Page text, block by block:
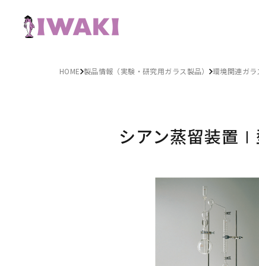
HOME 製品情報（実験・研究用ガラス製品） 環境関連ガラ
シアン蒸留装置